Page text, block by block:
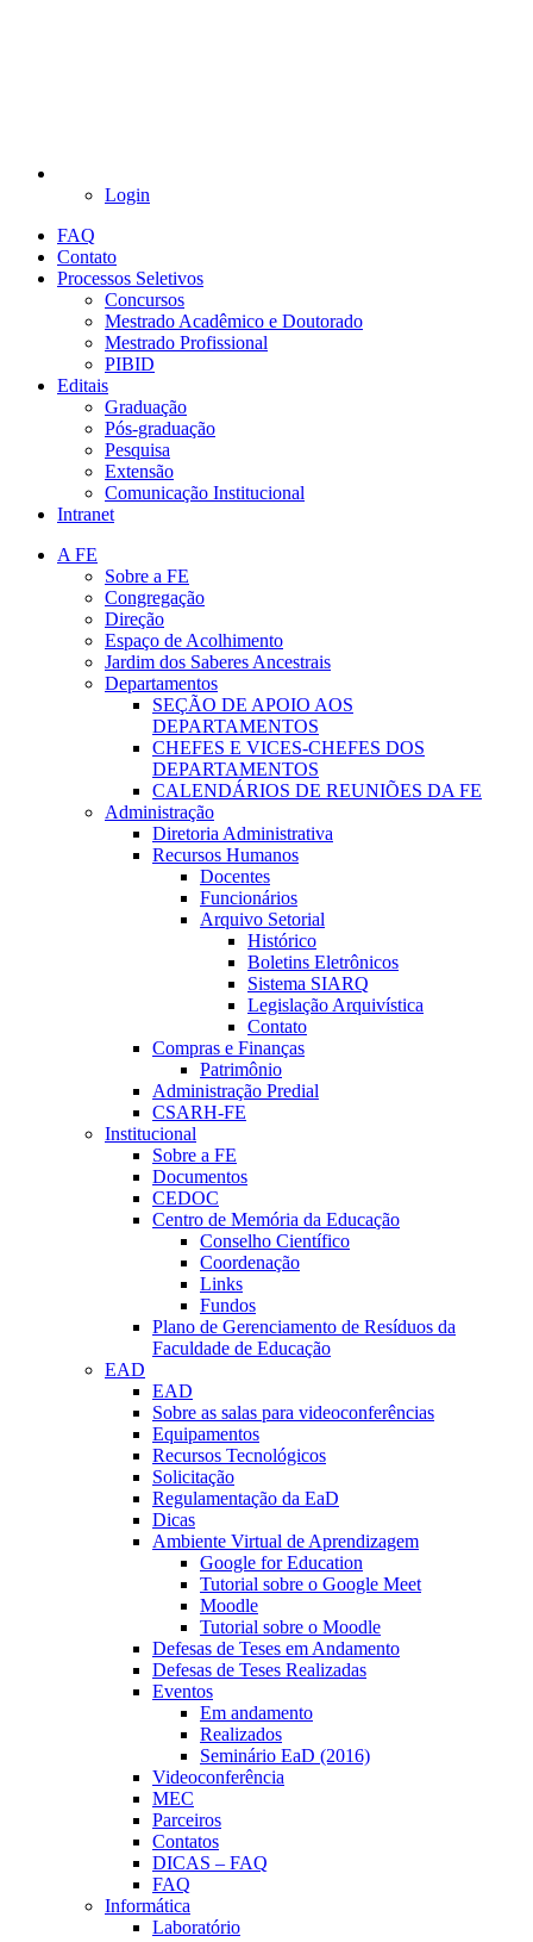
Login
FAQ
Contato
Processos Seletivos
Concursos
Mestrado Acadêmico e Doutorado
Mestrado Profissional
PIBID
Editais
Graduação
Pós-graduação
Pesquisa
Extensão
Comunicação Institucional
Intranet
A FE
Sobre a FE
Congregação
Direção
Espaço de Acolhimento
Jardim dos Saberes Ancestrais
Departamentos
SEÇÃO DE APOIO AOS
DEPARTAMENTOS
CHEFES E VICES-CHEFES DOS
DEPARTAMENTOS
CALENDÁRIOS DE REUNIÕES DA FE
Administração
Diretoria Administrativa
Recursos Humanos
Docentes
Funcionários
Arquivo Setorial
Histórico
Boletins Eletrônicos
Sistema SIARQ
Legislação Arquivística
Contato
Compras e Finanças
Patrimônio
Administração Predial
CSARH-FE
Institucional
Sobre a FE
Documentos
CEDOC
Centro de Memória da Educação
Conselho Científico
Coordenação
Links
Fundos
Plano de Gerenciamento de Resíduos da
Faculdade de Educação
EAD
EAD
Sobre as salas para videoconferências
Equipamentos
Recursos Tecnológicos
Solicitação
Regulamentação da EaD
Dicas
Ambiente Virtual de Aprendizagem
Google for Education
Tutorial sobre o Google Meet
Moodle
Tutorial sobre o Moodle
Defesas de Teses em Andamento
Defesas de Teses Realizadas
Eventos
Em andamento
Realizados
Seminário EaD (2016)
Videoconferência
MEC
Parceiros
Contatos
DICAS – FAQ
FAQ
Informática
Laboratório